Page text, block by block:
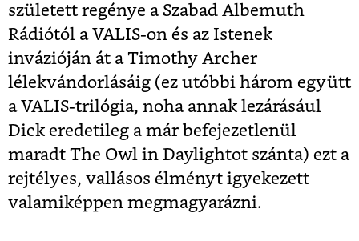
született regénye a Szabad Albemuth
Rádiótól a VALIS-on és az Istenek
invázióján át a Timothy Archer
lélekvándorlásáig (ez utóbbi három együtt
a VALIS-trilógia, noha annak lezárásául
Dick eredetileg a már befejezetlenül
maradt The Owl in Daylightot szánta) ezt a
rejtélyes, vallásos élményt igyekezett
valamiképpen megmagyarázni.